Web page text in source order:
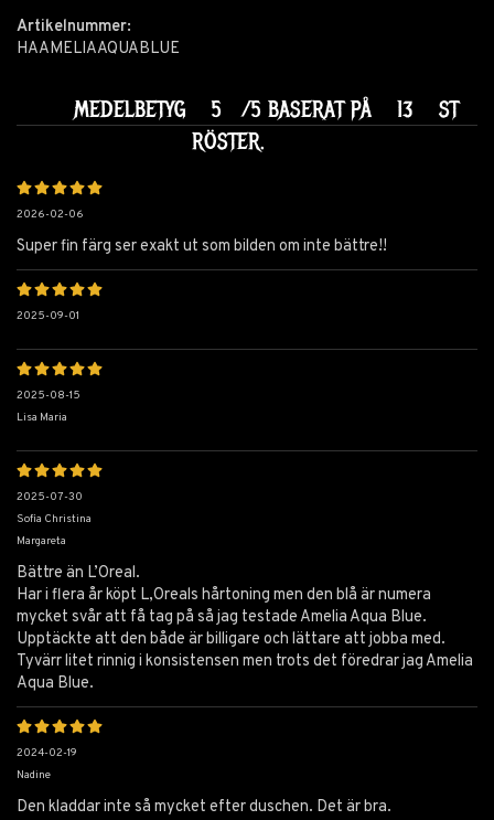
Artikelnummer:
HAAMELIAAQUABLUE
MEDELBETYG 5 /5 BASERAT PÅ 13
ST
RÖSTER.
2026-02-06
Super fin färg ser exakt ut som bilden om inte bättre!!
2025-09-01
2025-08-15
Lisa Maria
2025-07-30
Sofia Christina
Margareta
Bättre än L’Oreal.
Har i flera år köpt L,Oreals hårtoning men den blå är numera
mycket svår att få tag på så jag testade Amelia Aqua Blue.
Upptäckte att den både är billigare och lättare att jobba med.
Tyvärr litet rinnig i konsistensen men trots det föredrar jag Amelia
Aqua Blue.
2024-02-19
Nadine
Den kladdar inte så mycket efter duschen. Det är bra.